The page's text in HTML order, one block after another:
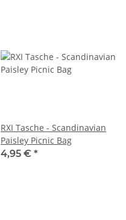
RXI Tasche - Scandinavian
Paisley Picnic Bag
4,95 € *